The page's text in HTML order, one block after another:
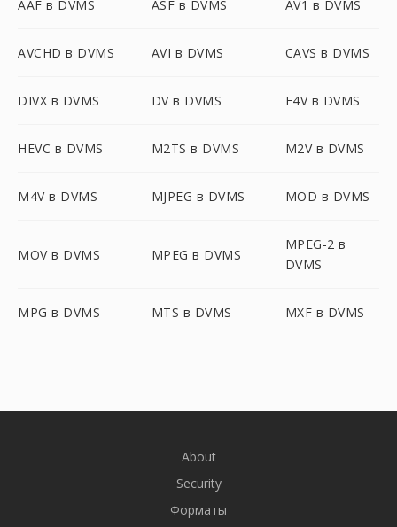
AAF в DVMS ASF в DVMS AV1 в DVMS
AVCHD в DVMS AVI в DVMS CAVS в DVMS
DIVX в DVMS DV в DVMS F4V в DVMS
HEVC в DVMS M2TS в DVMS M2V в DVMS
M4V в DVMS MJPEG в DVMS MOD в DVMS
MOV в DVMS MPEG в DVMS
MPEG-2 в
DVMS
MPG в DVMS MTS в DVMS MXF в DVMS
About
Security
Форматы